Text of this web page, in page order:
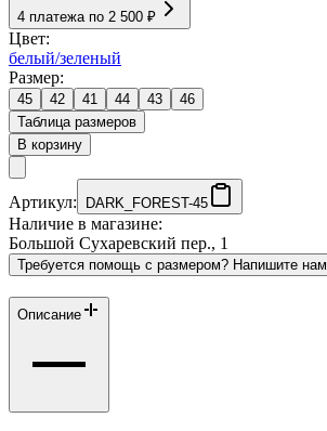
4 платежа по 2 500 ₽
Цвет:
белый/зеленый
Размер:
45 42 41 44 43
46
Таблица размеров
В корзину
Артикул: DARK_FOREST-45
Наличие в магазине:
Большой Сухаревский пер., 1
Требуется помощь с размером? Напишите нам
Описание